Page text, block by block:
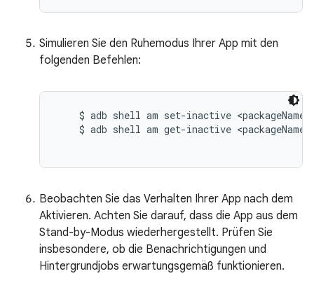
Simulieren Sie den Ruhemodus Ihrer App mit den
folgenden Befehlen:
$ adb shell am set-inactive <packageName>
    $ adb shell am get-inactive <packageName>
Beobachten Sie das Verhalten Ihrer App nach dem
Aktivieren. Achten Sie darauf, dass die App aus dem
Stand-by-Modus wiederhergestellt. Prüfen Sie
insbesondere, ob die Benachrichtigungen und
Hintergrundjobs erwartungsgemäß funktionieren.